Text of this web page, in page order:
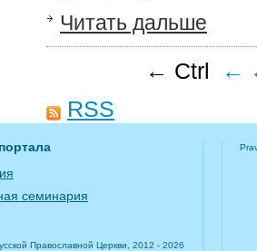
Читать дальше
← Ctrl ←
RSS
семинария
Православной Церкви, 2012 - 2026